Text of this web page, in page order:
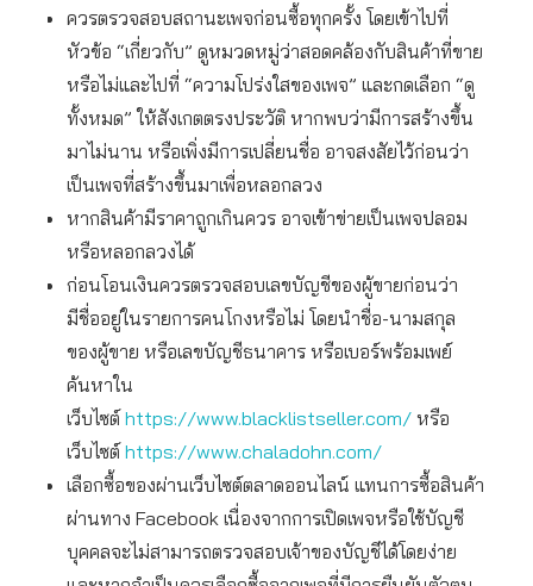
ควรตรวจสอบสถานะเพจก่อนซื้อทุกครั้ง โดยเข้าไปที่
หัวข้อ “เกี่ยวกับ” ดูหมวดหมู่ว่าสอดคล้องกับสินค้าที่ขาย
หรือไม่และไปที่ “ความโปร่งใสของเพจ” และกดเลือก “ดู
ทั้งหมด” ให้สังเกตตรงประวัติ หากพบว่ามีการสร้างขึ้น
มาไม่นาน หรือเพิ่งมีการเปลี่ยนชื่อ อาจสงสัยไว้ก่อนว่า
เป็นเพจที่สร้างขึ้นมาเพื่อหลอกลวง
หากสินค้ามีราคาถูกเกินควร อาจเข้าข่ายเป็นเพจปลอม
หรือหลอกลวงได้
ก่อนโอนเงินควรตรวจสอบเลขบัญชีของผู้ขายก่อนว่า
มีชื่ออยู่ในรายการคนโกงหรือไม่ โดยนำชื่อ-นามสกุล
ของผู้ขาย หรือเลขบัญชีธนาคาร หรือเบอร์พร้อมเพย์
ค้นหาใน
เว็บไซต์ https://www.blacklistseller.com/ หรือ
เว็บไซต์ https://www.chaladohn.com/
เลือกซื้อของผ่านเว็บไซต์ตลาดออนไลน์ แทนการซื้อสินค้า
ผ่านทาง Facebook เนื่องจากการเปิดเพจหรือใช้บัญชี
บุคคลจะไม่สามารถตรวจสอบเจ้าของบัญชีได้โดยง่าย